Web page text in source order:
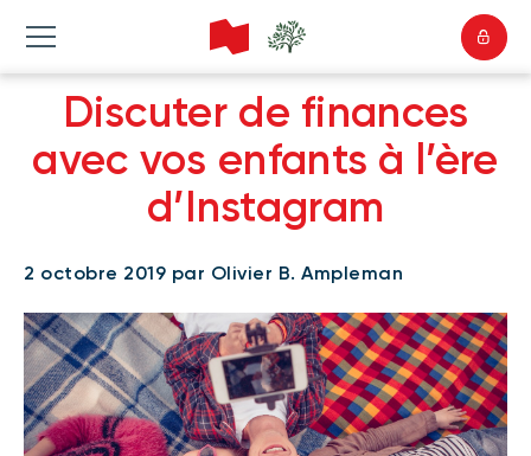
Discuter de finances
avec vos enfants à l’ère
d’Instagram
2 octobre 2019 par Olivier B. Ampleman